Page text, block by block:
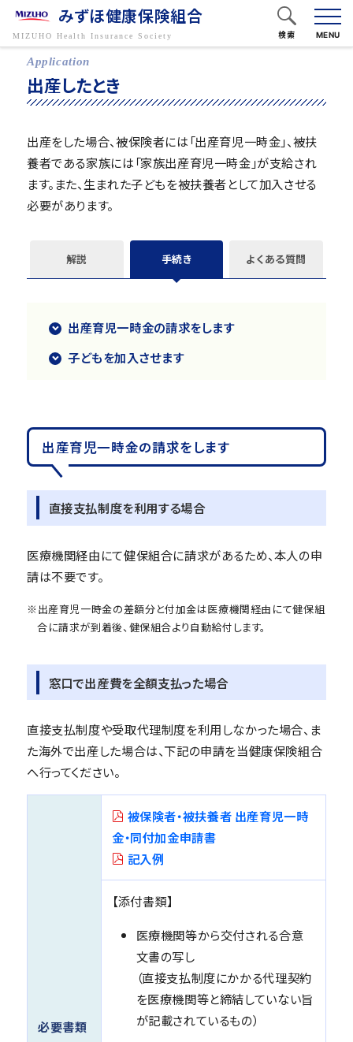
みずほ健康保険組合
MENU
検索
フリーワードで検索
キーワードから探す
出産したとき
出産をした場合、被保険者には「出産育児一時金」、被扶
養者である家族には「家族出産育児一時金」が支給され
ます。また、生まれた子どもを被扶養者として加入させる
必要があります。
解説 手続き よくある質問
出産育児一時金の請求をします
子どもを加入させます
出産育児一時金の請求をします
直接支払制度を利用する場合
医療機関経由にて健保組合に請求があるため、本人の申
請は不要です。
※出産育児一時金の差額分と付加金は医療機関経由にて健保組
合に請求が到着後、健保組合より自動給付します。
窓口で出産費を全額支払った場合
直接支払制度や受取代理制度を利用しなかった場合、ま
た海外で出産した場合は、下記の申請を当健康保険組合
へ行ってください。
必要書類
被保険者・被扶養者 出産育児一時
金・同付加金申請書
記入例
【添付書類】
医療機関等から交付される合意
文書の写し
（直接支払制度にかかる代理契約
を医療機関等と締結していない旨
が記載されているもの）